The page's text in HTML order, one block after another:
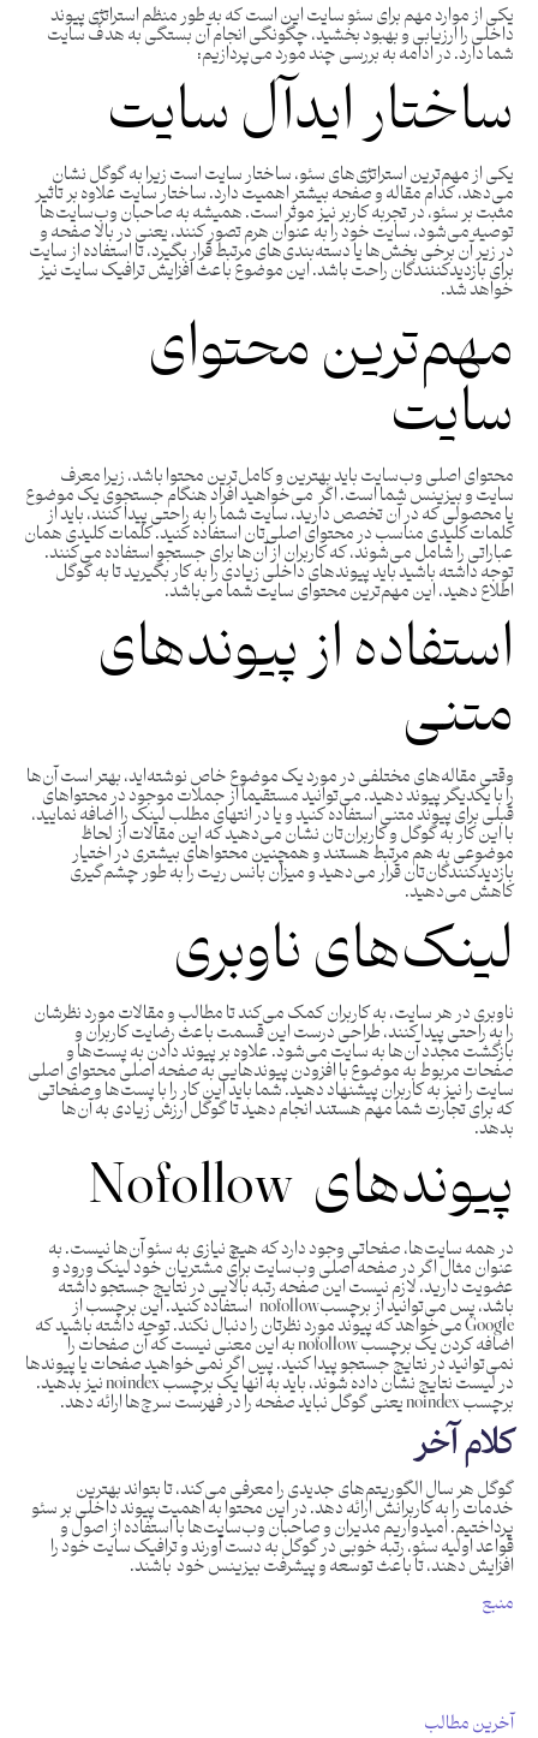
یکی از موارد مهم برای سئو سایت این است که به طور منظم استراتژی پیوند
داخلی را ارزیابی و بهبود بخشید، چگونگی انجام آن بستگی به هدف سایت
شما دارد. در ادامه به بررسی چند مورد می‌پردازیم:
ساختار ایدآل سایت
یکی از مهم‌ترین استراتژی‌های سئو، ساختار سایت است زیرا به گوگل نشان
می‌دهد، کدام مقاله و صفحه بیشتر اهمیت دارد. ساختار سایت علاوه بر تاثیر
مثبت بر سئو، در تجربه کاربر نیز موثر است. همیشه به صاحبان وب‌سایت‌ها
توصیه می‌شود، سایت خود را به عنوان هرم تصور کنند، یعنی در بالا صفحه و
در زیر آن برخی بخش‌ها یا دسته‌بندی‌های مرتبط قرار بگیرد، تا استفاده از سایت
برای بازدیدکننندگان راحت باشد. این موضوع باعث افزایش ترافیک سایت نیز
خواهد شد.
مهم‌ترین محتوای
سایت
محتوای اصلی وب‌سایت باید بهترین و کامل‌ترین محتوا باشد، زیرا معرف
سایت و بیزینس شما است. اگر می‌خواهید افراد هنگام جستجوی یک موضوع
یا محصولی که در آن تخصص دارید، سایت شما را به راحتی پیدا کنند، باید از
کلمات کلیدی مناسب در محتوای اصلی‌تان استفاده کنید. کلمات کلیدی همان
عباراتی را شامل می‌شوند، که کاربران از آن‌ها برای جستجو استفاده می‌کنند.
توجه داشته باشید باید پیوندهای داخلی زیادی را به کار بگیرید تا به گوگل
اطلاع دهید، این مهم‌ترین محتوای سایت شما می‌باشد.
استفاده از پیوندهای
متنی
وقتی مقاله‌های مختلفی در مورد یک موضوع خاص نوشته‌اید، بهتر است آن‌ها
را با یکدیگر پیوند دهید. می‌توانید مستقیماً از جملات موجود در محتواهای
قبلی برای پیوند متنی استفاده کنید و یا در انتهای مطلب لینک را اضافه نمایید،
با این کار به گوگل و کاربران‌تان نشان می‌دهید که این مقالات از لحاظ
موضوعی به هم مرتبط هستند و همچنین محتواهای بیشتری در اختیار
بازدیدکنندگان‌تان قرار می‌دهید و میزان بانس ریت را به طور چشم‌گیری
کاهش می‌دهید.
لینک‌های ناوبری
ناوبری در هر سایت، به کاربران کمک می‌کند تا مطالب و مقالات مورد نظرشان
را به راحتی پیدا کنند، طراحی درست این قسمت باعث رضایت کاربران و
بازگشت مجدد آن‌ها به سایت می‌شود. علاوه بر پیوند دادن به پست‌ها و
صفحات مربوط به موضوع با افزودن پیوندهایی به صفحه اصلی محتوای اصلی
سایت را نیز به کاربران پیشنهاد دهید. شما باید این کار را با پست‌ها و صفحاتی
که برای تجارت شما مهم هستند انجام دهید تا گوگل ارزش زیادی به آن‌ها
بدهد.
پیوندهای Nofollow
در همه سایت‌ها، صفحاتی وجود دارد که هیچ نیازی به سئو آن‌ها نیست. به
عنوان مثال اگر در صفحه اصلی وب‌سایت برای مشتریان خود لینک ورود و
عضویت دارید، لازم نیست این صفحه رتبه بالایی در نتایج جستجو داشته
باشد، پس می‌توانید از برچسبnofollow استفاده کنید. این برچسب از
Google می‌خواهد که پیوند مورد نظرتان را دنبال نکند. توجه داشته باشید که
اضافه کردن یک برچسب nofollow به این معنی نیست که آن صفحات را
نمی‌توانید در نتایج جستجو پیدا کنید. پس اگر نمی‌خواهید صفحات یا پیوندها
در لیست نتایج نشان داده شوند، باید به آنها یک برچسب noindex نیز بدهید.
برچسب noindex یعنی گوگل نباید صفحه را در فهرست سرچ‌ها ارائه دهد.
کلام آخر
گوگل هر سال الگوریتم‌های جدیدی را معرفی می‌کند، تا بتواند بهترین
خدمات را به کاربرانش ارائه دهد. در این محتوا به اهمیت پیوند داخلی بر سئو
پرداختیم. امیدواریم مدیران و صاحبان وب‌سایت‌ها با استفاده از اصول و
قواعد اولیه سئو، رتبه خوبی در گوگل به دست آورند و ترافیک سایت خود را
افزایش دهند، تا باعث توسعه و پیشرفت بیزینس‌ خود باشند.
منبع
آخرین مطالب